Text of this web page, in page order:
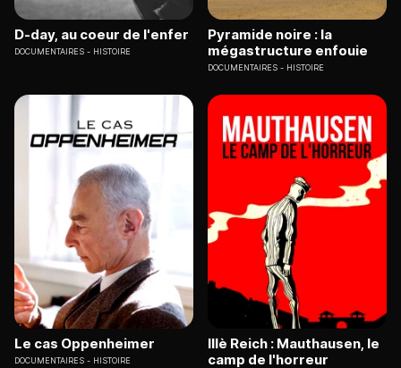
D-day, au coeur de l'enfer
DOCUMENTAIRES HISTOIRE
Pyramide noire : la
mégastructure enfouie
DOCUMENTAIRES HISTOIRE
Le cas Oppenheimer
DOCUMENTAIRES HISTOIRE
IIIè Reich : Mauthausen, le
camp de l'horreur